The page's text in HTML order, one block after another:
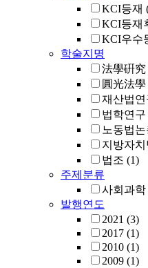
KCI등재
KCI등재
KCI우수
학술지명
法學硏究
圓光法學
재산법연
법학연구
노동법논
지방자
법조 (1)
주제분류
사회과학
발행연도
2021 (3)
2017 (1)
2010 (1)
2009 (1)